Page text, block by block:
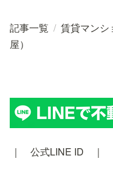
記事一覧 / 賃貸マンシ
屋）
｜　公式LINE ID　｜